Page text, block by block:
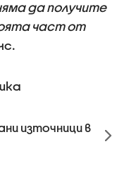
да получите
част от
източници в